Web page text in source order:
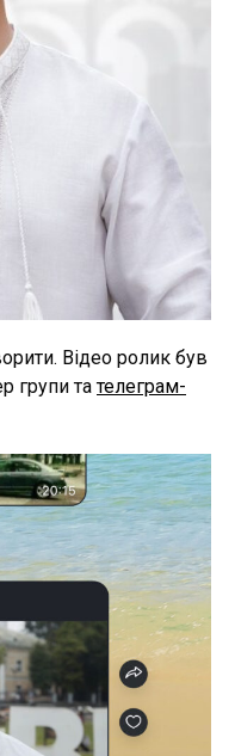
Відео ролик був
групи тателеграм-